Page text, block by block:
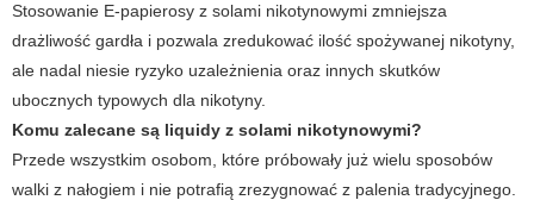
Stosowanie E-papierosy z solami nikotynowymi zmniejsza
drażliwość gardła i pozwala zredukować ilość spożywanej nikotyny,
ale nadal niesie ryzyko uzależnienia oraz innych skutków
ubocznych typowych dla nikotyny.
Komu zalecane są liquidy z solami nikotynowymi?
Przede wszystkim osobom, które próbowały już wielu sposobów
walki z nałogiem i nie potrafią zrezygnować z palenia tradycyjnego.